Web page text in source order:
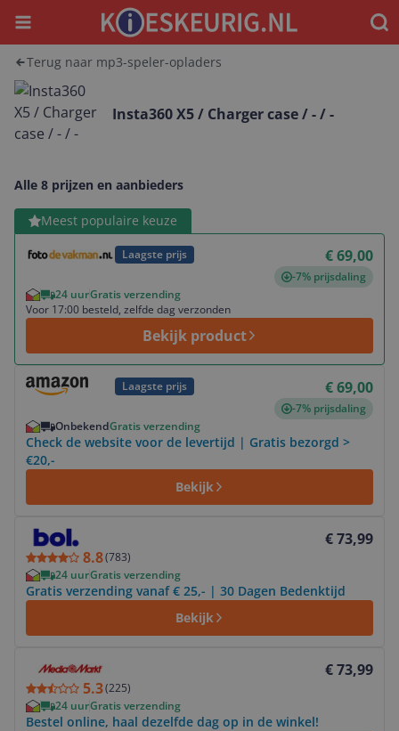
Menu
Terug naar mp3-speler-opladers
Insta360 X5 / Charger case / - / -
Alle 8 prijzen en aanbieders
Meest populaire keuze
Laagste prijs € 69,00
-7% prijsdaling
24 uurGratis verzending
Voor 17:00 besteld, zelfde dag verzonden
Bekijk product
Bekijk product
Laagste prijs € 69,00
-7% prijsdaling
OnbekendGratis verzending
Check de website voor de levertijd | Gratis bezorgd >
€20,-
Bekijk
Bekijk product
8.8(783)
€ 73,99
24 uurGratis verzending
Gratis verzending vanaf € 25,- | 30 Dagen Bedenktijd
Bekijk
Bekijk product
5.3(225)
€ 73,99
24 uurGratis verzending
Bestel online, haal dezelfde dag op in de winkel!